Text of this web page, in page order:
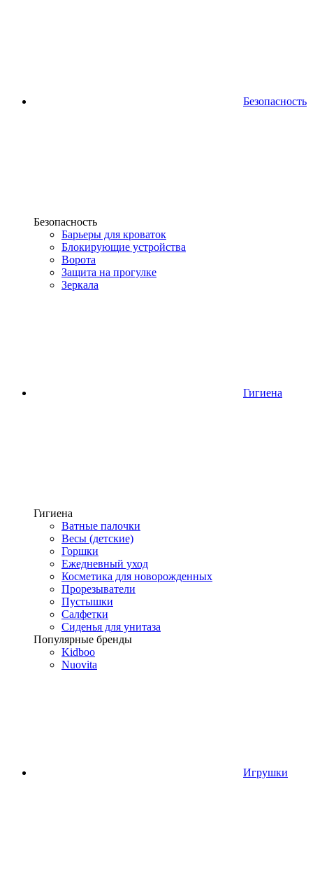
Безопасность
Безопасность
Барьеры для кроваток
Блокирующие устройства
Ворота
Защита на прогулке
Зеркала
Гигиена
Гигиена
Ватные палочки
Весы (детские)
Горшки
Ежедневный уход
Косметика для новорожденных
Прорезыватели
Пустышки
Салфетки
Сиденья для унитаза
Популярные бренды
Kidboo
Nuovita
Игрушки